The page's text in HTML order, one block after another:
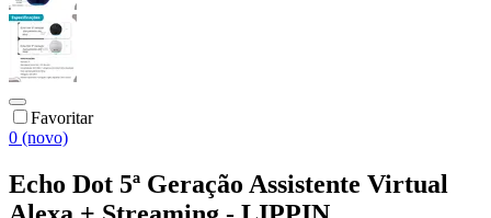
Favoritar
0 (novo)
Echo Dot 5ª Geração Assistente Virtual